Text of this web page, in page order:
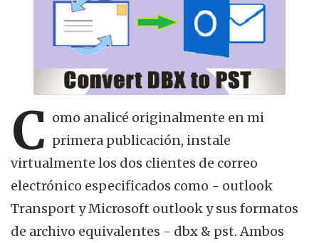
C omo analicé originalmente en mi
primera publicación, instale
virtualmente los dos clientes de correo
electrónico especificados como - outlook
Transport y Microsoft outlook y sus formatos
de archivo equivalentes - dbx & pst. Ambos